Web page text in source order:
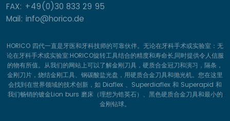
FAX: +49(0)30 833 29 95
Mail: info@horico.de
HORICO 四代一直是牙医和牙科技师的可靠伙伴。无论在牙科手术或实验室：无
论在牙科手术或实验室:HORICO旋转工具结合的精度和寿命长,同时提供令人信服
的物有所值。从我们的网站上可以了解金刚刀具，硬质合金冠刀和演习，隔条，
金刚刀片，烧结金刚工具、钢碳酸盐光盘，用硬质合金刀具和抛光机。您在这里
会找到在世界领域的技术创新，如 Diaflex 、Superdiaflex 和 Superapid 和
我们畅销的镀金Lion burs 磨床（理想为锆英石）、黑色硬质合金刀具和最小的
金刚钻球。